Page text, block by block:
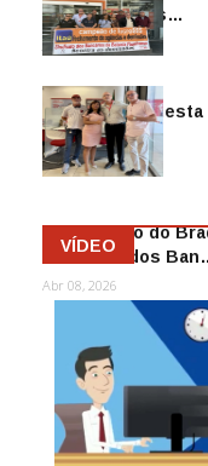
reintegra mais…
Jul 14, 2026
Sindicato protesta
as demiss…
Mai 13, 2026
Funcionário do
Sindicato dos
Abr 08, 2026
VÍDEO